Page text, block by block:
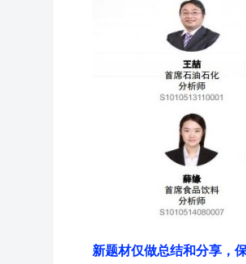
新题材仅做总结和分享，